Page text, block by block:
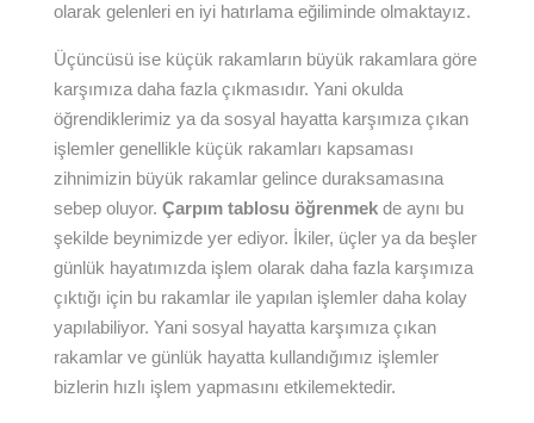
olarak gelenleri en iyi hatırlama eğiliminde olmaktayız.
Üçüncüsü ise küçük rakamların büyük rakamlara göre
karşımıza daha fazla çıkmasıdır. Yani okulda
öğrendiklerimiz ya da sosyal hayatta karşımıza çıkan
işlemler genellikle küçük rakamları kapsaması
zihnimizin büyük rakamlar gelince duraksamasına
sebep oluyor. Çarpım tablosu öğrenmekde aynı bu
şekilde beynimizde yer ediyor. İkiler, üçler ya da beşler
günlük hayatımızda işlem olarak daha fazla karşımıza
çıktığı için bu rakamlar ile yapılan işlemler daha kolay
yapılabiliyor. Yani sosyal hayatta karşımıza çıkan
rakamlar ve günlük hayatta kullandığımız işlemler
bizlerin hızlı işlem yapmasını etkilemektedir.